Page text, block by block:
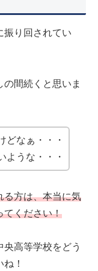
振り回されてい
間続くと思いま
どなぁ・・・
ような・・・
る方は、本当に気
てください！
高等学校をどう
！